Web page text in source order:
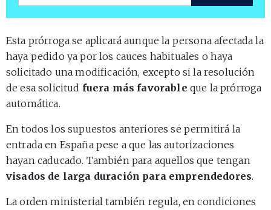
Esta prórroga se aplicará aunque la persona afectada la
haya pedido ya por los cauces habituales o haya
solicitado una modificación, excepto si la resolución
de esa solicitud fuera más favorable que la prórroga
automática.
En todos los supuestos anteriores se permitirá la
entrada en España pese a que las autorizaciones
hayan caducado. También para aquellos que tengan
visados de larga duración para emprendedores.
La orden ministerial también regula, en condiciones